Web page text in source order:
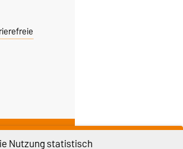
Nutzung statistisch